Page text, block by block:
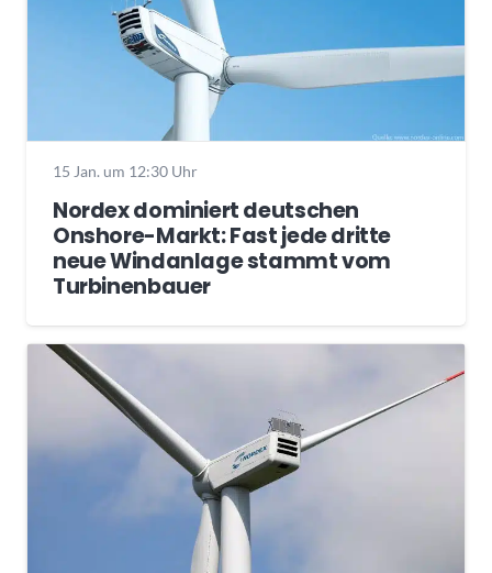
15 Jan. um 12:30 Uhr
Nordex dominiert deutschen
Onshore-Markt: Fast jede dritte
neue Windanlage stammt vom
Turbinenbauer